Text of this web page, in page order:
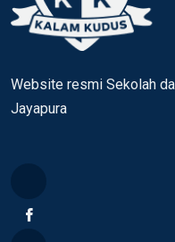
Website resmi Sekolah
Jayapura